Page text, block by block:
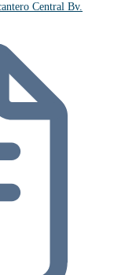
Central Bv.